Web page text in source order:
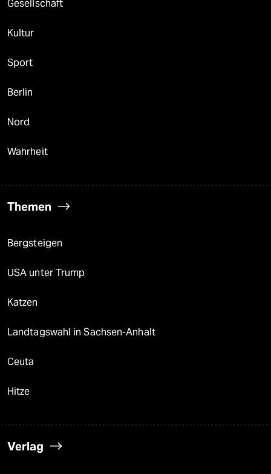
Gesellschaft
Kultur
Sport
Berlin
Nord
Wahrheit
Themen
Bergsteigen
USA unter Trump
Katzen
Landtagswahl in Sachsen-Anhalt
Ceuta
Hitze
Verlag